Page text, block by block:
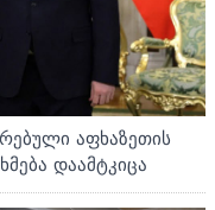
აფხაზეთის
დაამტკიცა